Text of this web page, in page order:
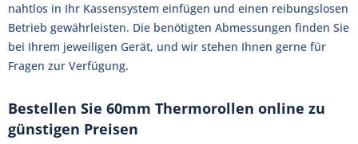
nahtlos in Ihr Kassensystem einfügen und einen reibungslosen
Betrieb gewährleisten. Die benötigten Abmessungen finden Sie
bei Ihrem jeweiligen Gerät, und wir stehen Ihnen gerne für
Fragen zur Verfügung.
Bestellen Sie 60mm Thermorollen online zu
günstigen Preisen